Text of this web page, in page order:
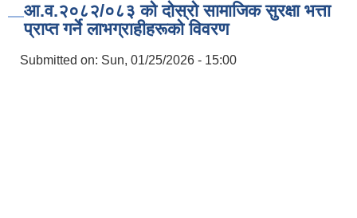
आ.व.२०८२/०८३ को दोस्रो सामाजिक सुरक्षा भत्ता
प्राप्त गर्ने लाभग्राहीहरूको विवरण
Submitted on: Sun, 01/25/2026 - 15:00